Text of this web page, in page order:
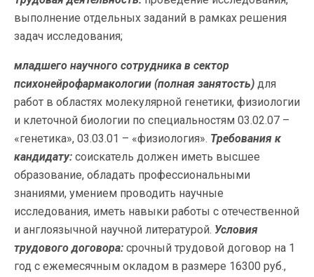
выполнение отдельных заданий в рамках решения
задач исследования;
младшего научного сотрудника в сектор
психонейрофармакологии (полная занятость) для
работ в областях молекулярной генетики, физиологии
и клеточной биологии по специальностям 03.02.07 –
«генетика», 03.03.01 – «физиология». Требования к
кандидату: соискатель должен иметь высшее
образование, обладать профессиональными
знаниями, умением проводить научные
исследования, иметь навыки работы с отечественной
и англоязычной научной литературой. Условия
трудового договора: срочный трудовой договор на 1
год с ежемесячным окладом в размере 16300 руб.,